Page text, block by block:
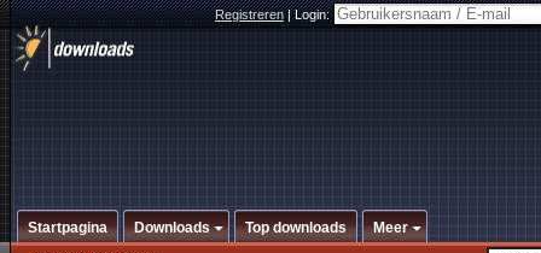
Registreren|Login:
Startpagina Downloads Top downloads Meer